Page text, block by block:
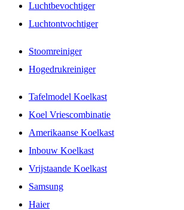
Luchtbevochtiger
Luchtontvochtiger
Stoomreiniger
Hogedrukreiniger
Tafelmodel Koelkast
Koel Vriescombinatie
Amerikaanse Koelkast
Inbouw Koelkast
Vrijstaande Koelkast
Samsung
Haier